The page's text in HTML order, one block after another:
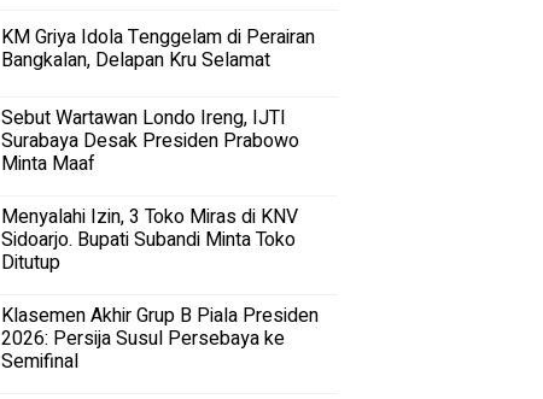
KM Griya Idola Tenggelam di Perairan
Bangkalan, Delapan Kru Selamat
Sebut Wartawan Londo Ireng, IJTI
Surabaya Desak Presiden Prabowo
Minta Maaf
Menyalahi Izin, 3 Toko Miras di KNV
Sidoarjo. Bupati Subandi Minta Toko
Ditutup
Klasemen Akhir Grup B Piala Presiden
2026: Persija Susul Persebaya ke
Semifinal